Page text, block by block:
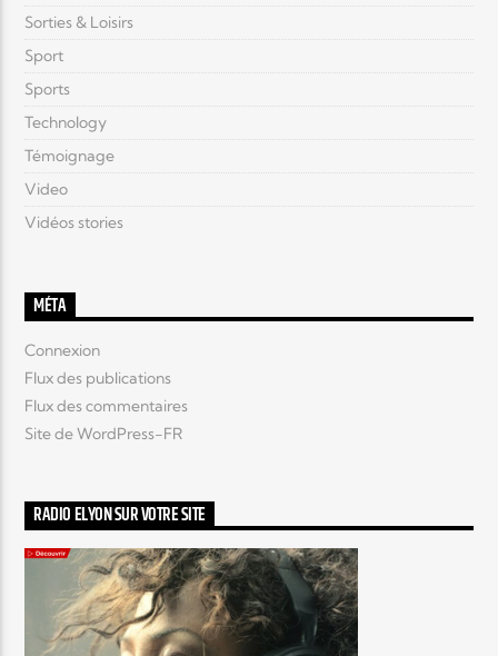
Sorties & Loisirs
Sport
Sports
Technology
Témoignage
Video
Vidéos stories
MÉTA
Connexion
Flux des publications
Flux des commentaires
Site de WordPress-FR
RADIO ELYON SUR VOTRE SITE